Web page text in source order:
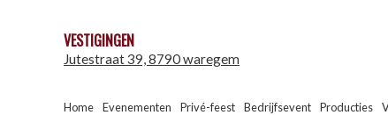
VESTIGINGEN
Jutestraat 39, 8790 waregem
Home Evenementen Privé-feest Bedrijfsevent Producties